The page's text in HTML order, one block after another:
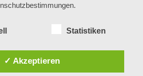
Statistiken
✓ Akzeptieren